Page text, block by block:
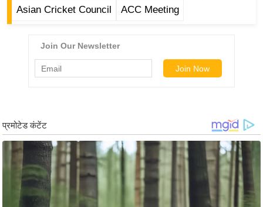
ली
फि
ल्म
स
मी
क्षा
B
Asian Cricket Council ACC Meeting